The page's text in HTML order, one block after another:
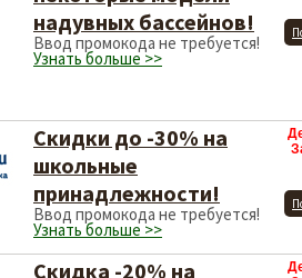
надувных бассейнов!
Ввод промокода не требуется!
Узнать больше >>
Скидки до -30% на
школьные
принадлежности!
Ввод промокода не требуется!
Узнать больше >>
Скидка -20% на